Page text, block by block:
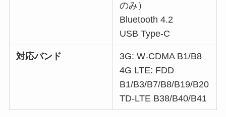
のみ）
Bluetooth 4.2
USB Type-C
対応バンド
3G: W-CDMA B1/B8
4G LTE: FDD
B1/B3/B7/B8/B19/B20
TD-LTE B38/B40/B41